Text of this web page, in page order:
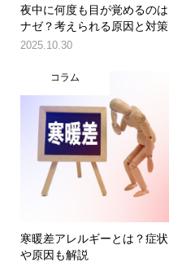
夜中に何度も目が覚めるのは
ナゼ？考えられる原因と対策
2025.10.30
コラム
寒暖差アレルギーとは？症状
や原因も解説